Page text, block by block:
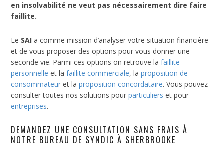
en insolvabilité ne veut pas nécessairement dire faire
faillite.
Le SAI a comme mission d’analyser votre situation financière
et de vous proposer des options pour vous donner une
seconde vie. Parmi ces options on retrouve lafaillite
personnelle et lafaillite commerciale, laproposition de
consommateur et laproposition concordataire. Vous pouvez
consulter toutes nos solutions pourparticuliers et pour
entreprises.
DEMANDEZ UNE CONSULTATION SANS FRAIS À
NOTRE BUREAU DE SYNDIC À SHERBROOKE